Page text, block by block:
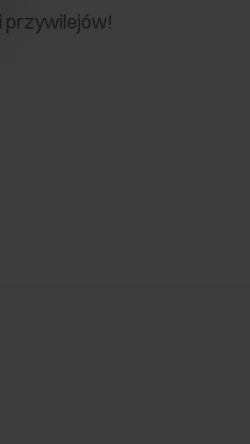
przywilejów!